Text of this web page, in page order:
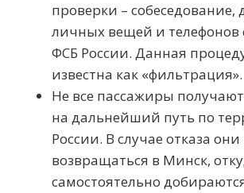
проверки – собеседование,
личных вещей и телефонов
ФСБ России. Данная
известна как «фильтрация».
Не все пассажиры
на дальнейший путь по
России. В случае отказа
возвращаться в Минск,
самостоятельно